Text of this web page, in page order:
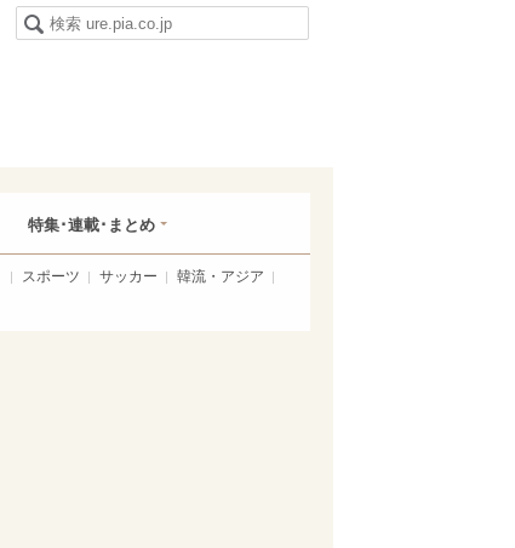
特集･連載･まとめ
スポーツ サッカー
韓流・アジア